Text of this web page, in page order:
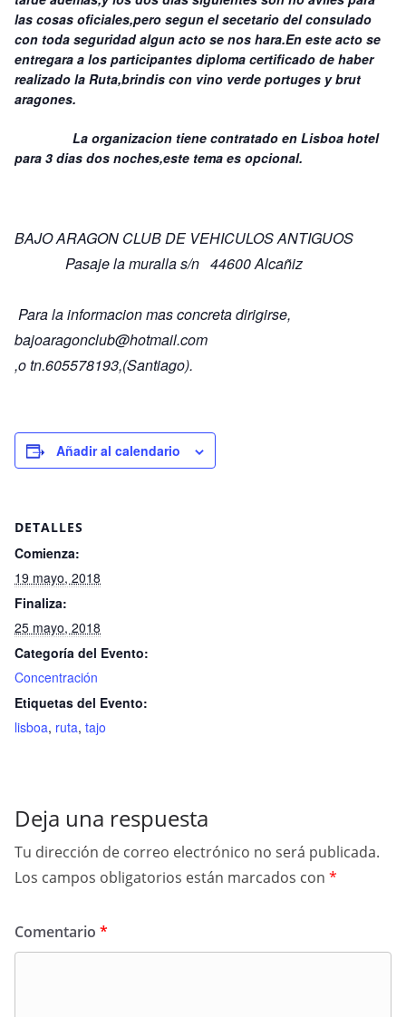
las cosas oficiales,pero segun el secetario del consulado
con toda seguridad algun acto se nos hara.En este acto se
entregara a los participantes diploma certificado de haber
realizado la Ruta,brindis con vino verde portuges y brut
aragones.
La organizacion tiene contratado en Lisboa hotel
para 3 dias dos noches,este tema es opcional.
BAJO ARAGON CLUB DE VEHICULOS ANTIGUOS
Pasaje la muralla s/n 44600 Alcañiz
Para la informacion mas concreta dirigirse,
bajoaragonclub@hotmail.com
,o tn.605578193,(Santiago).
Añadir al calendario
DETALLES
Comienza:
19 mayo, 2018
Finaliza:
25 mayo, 2018
Categoría del Evento:
Concentración
Etiquetas del Evento:
lisboa, ruta, tajo
Deja una respuesta
Tu dirección de correo electrónico no será publicada.
Los campos obligatorios están marcados con *
Comentario *